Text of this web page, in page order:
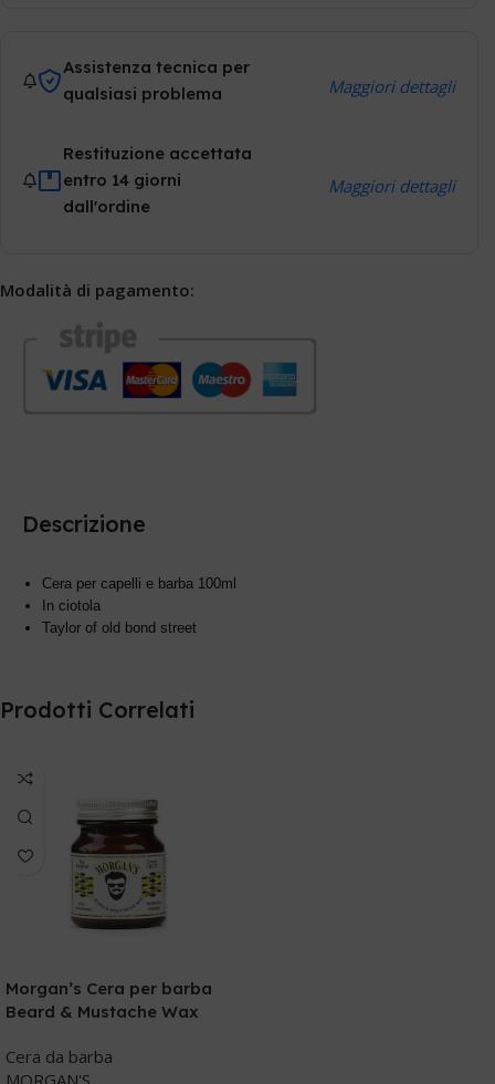
Assistenza tecnica per
qualsiasi problema
Maggiori dettagli
Restituzione accettata
entro 14 giorni
dall'ordine
Maggiori dettagli
Modalità di pagamento:
Descrizione
Cera per capelli e barba 100ml
In ciotola
Taylor of old bond street
Prodotti Correlati
Morgan’s Cera per barba
Beard & Mustache Wax
Cera da barba
MORGAN'S